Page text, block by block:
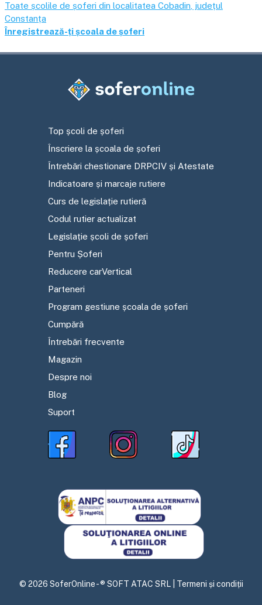
Toate școlile de șoferi din localitatea Cobadin , județul
Constanța
Înregistrează-ți școala de șoferi
Top școli de șoferi
Înscriere la școala de șoferi
Întrebări chestionare DRPCIV și Atestate
Indicatoare și marcaje rutiere
Curs de legislație rutieră
Codul rutier actualizat
Legislație școli de șoferi
Pentru Șoferi
Reducere carVertical
Parteneri
Program gestiune școala de șoferi
Cumpără
Întrebări frecvente
Magazin
Despre noi
Blog
Suport
© 2026 SoferOnline - ® SOFT ATAC SRL | Termeni și condiții